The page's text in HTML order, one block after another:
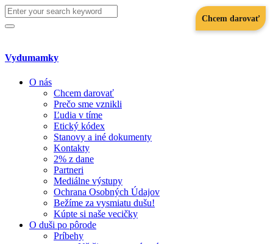
Search
for:
Search
Vydumamky
O nás
Chcem darovať
Prečo sme vznikli
Ľudia v tíme
Etický kódex
Stanovy a iné dokumenty
Kontakty
2% z dane
Partneri
Mediálne výstupy
Ochrana Osobných Údajov
Bežíme za vysmiatu dušu!
Kúpte si naše vecičky
O duši po pôrode
Príbehy
Chcem darovať